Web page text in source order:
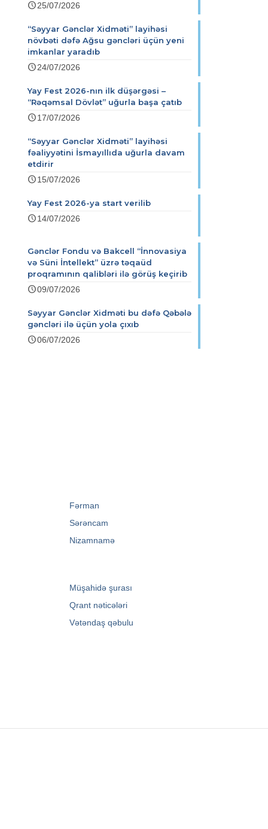
25/07/2026
“Səyyar Gənclər Xidməti” layihəsi
növbəti dəfə Ağsu gəncləri üçün yeni
imkanlar yaradıb
24/07/2026
Yay Fest 2026-nın ilk düşərgəsi –
“Rəqəmsal Dövlət” uğurla başa çatıb
17/07/2026
“Səyyar Gənclər Xidməti” layihəsi
fəaliyyətini İsmayıllıda uğurla davam
etdirir
15/07/2026
Yay Fest 2026-ya start verilib
14/07/2026
Gənclər Fondu və Bakcell “İnnovasiya
və Süni İntellekt” üzrə təqaüd
proqramının qalibləri ilə görüş keçirib
09/07/2026
Səyyar Gənclər Xidməti bu dəfə Qəbələ
gəncləri ilə üçün yola çıxıb
06/07/2026
Fərman
Sərəncam
Nizamnamə
Müşahidə şurası
Qrant nəticələri
Vətəndaş qəbulu